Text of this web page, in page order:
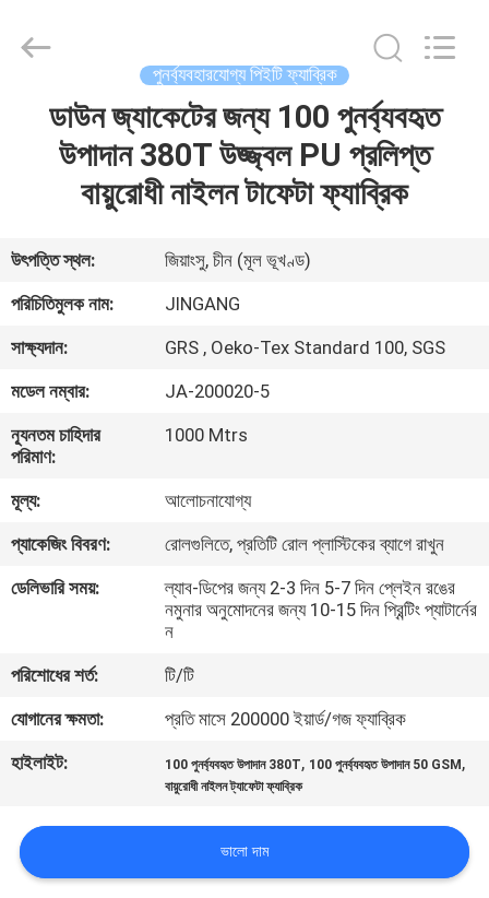
আমাদের
সম্পর্কে
কারখানা
ভ্রমণ
নিয়ন্ত্রণ
যোগাযোগ
খবর
কেস
COMPANY
NEWS
Textile
Co.,Ltd.
পুনর্ব্যবহারযোগ্য পিইটি ফ্যাব্রিক
ডাউন জ্যাকেটের জন্য 100 পুনর্ব্যবহৃত
উপাদান 380T উজ্জ্বল PU প্রলিপ্ত
বায়ুরোধী নাইলন টাফেটা ফ্যাব্রিক
উৎপত্তি স্থল:
জিয়াংসু, চীন (মূল ভূখণ্ড)
পরিচিতিমুলক নাম:
JINGANG
সাক্ষ্যদান:
GRS , Oeko-Tex Standard 100, SGS
মডেল নম্বার:
JA-200020-5
ন্যূনতম চাহিদার
পরিমাণ:
1000 Mtrs
মূল্য:
আলোচনাযোগ্য
প্যাকেজিং বিবরণ:
রোলগুলিতে, প্রতিটি রোল প্লাস্টিকের ব্যাগে রাখুন
ডেলিভারি সময়:
ল্যাব-ডিপের জন্য 2-3 দিন 5-7 দিন প্লেইন রঙের
নমুনার অনুমোদনের জন্য 10-15 দিন প্রিন্টিং প্যাটার্নের
ন
পরিশোধের শর্ত:
টি/টি
যোগানের ক্ষমতা:
প্রতি মাসে 200000 ইয়ার্ড/গজ ফ্যাব্রিক
হাইলাইট:
100 পুনর্ব্যবহৃত উপাদান 380T, 100 পুনর্ব্যবহৃত উপাদান 50 GSM ,
বায়ুরোধী নাইলন ট্যাফেটা ফ্যাব্রিক
ভালো দাম